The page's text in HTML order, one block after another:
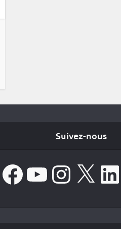
Suivez-nous
FacebookYouTube Instagram
X LinkedIn